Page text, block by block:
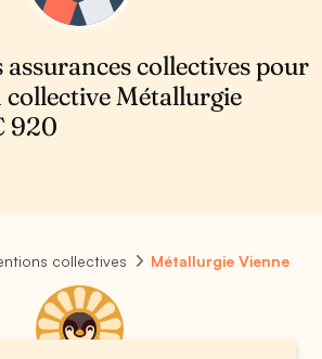
assurances collectives pour
Métallurgie
920
collectives Métallurgie Vienne